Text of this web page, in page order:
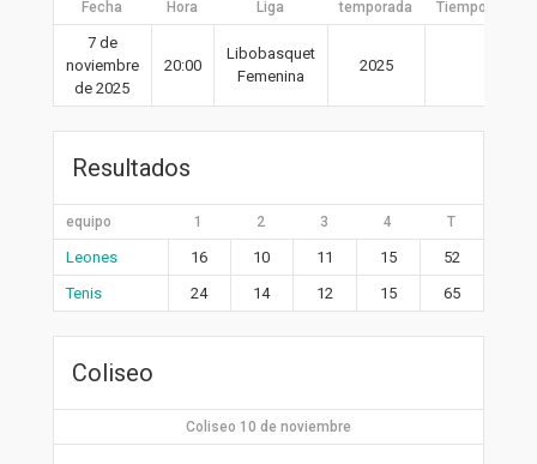
Fecha Hora Liga temporada Tiempo
7 de
noviembre
de 2025
20:00
Libobasquet
Femenina
2025
Resultados
equipo 1 2 3 4 T
Leones 16 10 11 15
52
Tenis
24 14 12 15 65
Coliseo
Coliseo 10 de noviembre